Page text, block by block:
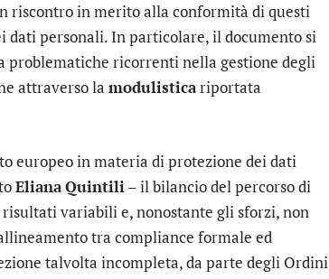
riscontro in merito alla conformità di questi
personali. In particolare, il documento si
problematiche ricorrenti nella gestione degli
attraverso la modulisticariportata
europeo in materia di protezione dei dati
ElianaQuintili– il bilancio del percorso di
variabili e, nonostante gli sforzi, non
tra compliance formale ed
talvolta incompleta, da parte degli Ordini